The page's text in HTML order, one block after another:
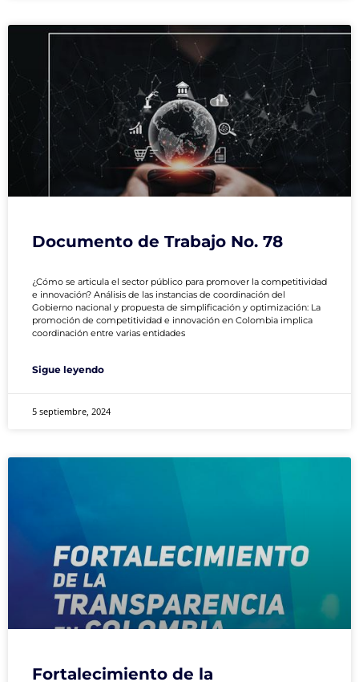
Documento de Trabajo No. 78
¿Cómo se articula el sector público para promover la competitividad
e innovación? Análisis de las instancias de coordinación del
Gobierno nacional y propuesta de simplificación y optimización: La
promoción de competitividad e innovación en Colombia implica
coordinación entre varias entidades
Sigue leyendo
5 septiembre, 2024
Fortalecimiento de la